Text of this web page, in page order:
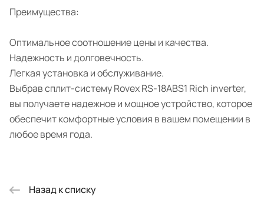
Преимущества:
Оптимальное соотношение цены и качества.
Надежность и долговечность.
Легкая установка и обслуживание.
Выбрав сплит-систему Rovex RS-18ABS1 Rich inverter,
вы получаете надежное и мощное устройство, которое
обеспечит комфортные условия в вашем помещении в
любое время года.
Назад к списку